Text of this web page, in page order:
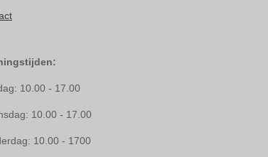
10.00 - 17.00
10.00 - 17.00
10.00 - 1700